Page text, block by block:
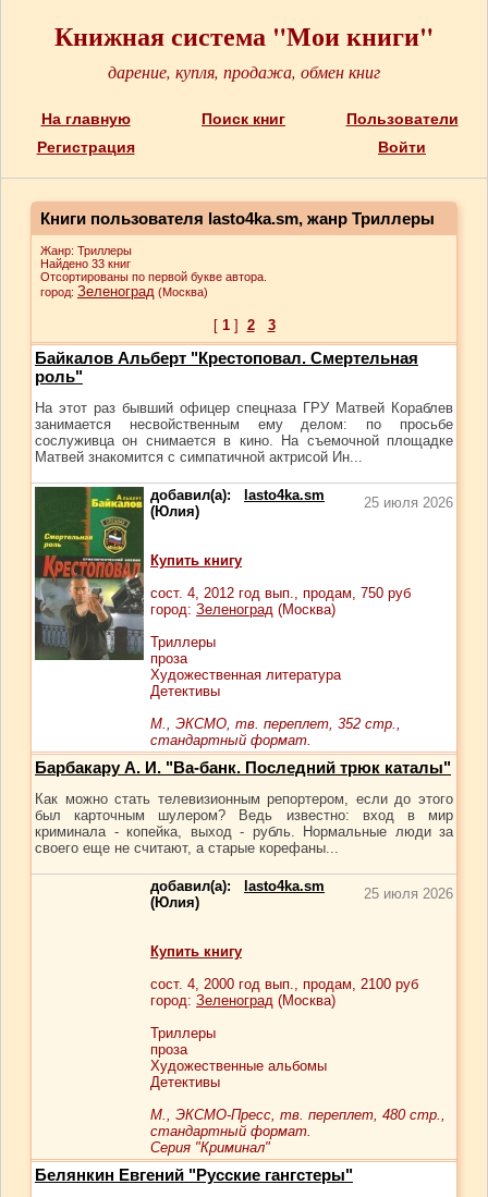
Книжная система "Мои книги"
дарение, купля, продажа, обмен книг
На главную Поиск книг
Пользователи
Регистрация
Войти
Книги пользователя lasto4ka.sm, жанр Триллеры
Жанр: Триллеры
Найдено 33 книг
Отсортированы по первой букве автора.
город: Зеленоград (Москва)
[ 1] 2 3
Байкалов Альберт "Крестоповал. Смертельная
роль"
На этот раз бывший офицер спецназа ГРУ Матвей Кораблев
занимается несвойственным ему делом: по просьбе
сослуживца он снимается в кино. На съемочной площадке
Матвей знакомится с симпатичной актрисой Ин...
добавил(а):
lasto4ka.sm
(Юлия)
25 июля 2026
Купить книгу
сост. 4, 2012 год вып., продам, 750 руб
город: Зеленоград (Москва)
Триллеры
проза
Художественная литература
Детективы
М., ЭКСМО, тв. переплет, 352 стр.,
стандартный формат.
Барбакару А. И. "Ва-банк. Последний трюк каталы"
Как можно стать телевизионным репортером, если до этого
был карточным шулером? Ведь известно: вход в мир
криминала - копейка, выход - рубль. Нормальные люди за
своего еще не считают, а старые корефаны...
добавил(а):
lasto4ka.sm
(Юлия)
25 июля 2026
Купить книгу
сост. 4, 2000 год вып., продам, 2100 руб
город: Зеленоград (Москва)
Триллеры
проза
Художественные альбомы
Детективы
М., ЭКСМО-Пресс, тв. переплет, 480 стр.,
стандартный формат.
Серия "Криминал"
Белянкин Евгений "Русские гангстеры"